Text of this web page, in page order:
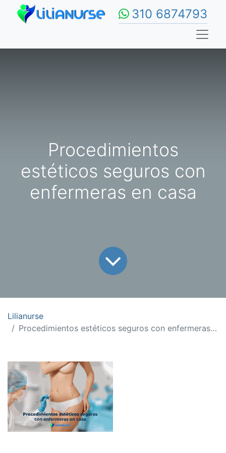
310 6874793
Procedimientos
estéticos seguros con
enfermeras en casa
Lilianurse
Procedimientos estéticos seguros con enfermeras en casa